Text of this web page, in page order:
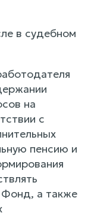
в судебном
на
с
пенсию и
Фонд, а также